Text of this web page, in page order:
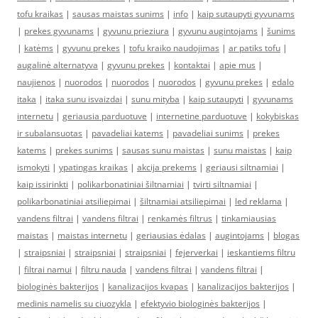
tofu kraikas | sausas maistas sunims | info | kaip sutaupyti gyvunams
| prekes gyvunams | gyvunu prieziura | gyvunu augintojams | šunims
| katėms | gyvunu prekes | tofu kraiko naudojimas | ar patiks tofu |
augalinė alternatyva | gyvunu prekes | kontaktai | apie mus |
naujienos | nuorodos | nuorodos | nuorodos | gyvunu prekes | edalo
itaka | itaka sunu isvaizdai | sunu mityba | kaip sutaupyti | gyvunams
internetu | geriausia parduotuve | internetine parduotuve | kokybiskas
ir subalansuotas | pavadeliai katems | pavadeliai sunims | prekes
katems | prekes sunims | sausas sunu maistas | sunu maistas | kaip
ismokyti | ypatingas kraikas | akcija prekems | geriausi siltnamiai |
kaip issirinkti | polikarbonatiniai šiltnamiai | tvirti siltnamiai |
polikarbonatiniai atsiliepimai | šiltnamiai atsiliepimai | led reklama |
vandens filtrai | vandens filtrai | renkamės filtrus | tinkamiausias
maistas | maistas internetu | geriausias ėdalas | augintojams | blogas
| straipsniai | straipsniai | straipsniai | fejerverkai | ieskantiems filtru
| filtrai namui | filtru nauda | vandens filtrai | vandens filtrai |
biologinės bakterijos | kanalizacijos kvapas | kanalizacijos bakterijos |
medinis namelis su ciuozykla | efektyvio biologinės bakterijos |